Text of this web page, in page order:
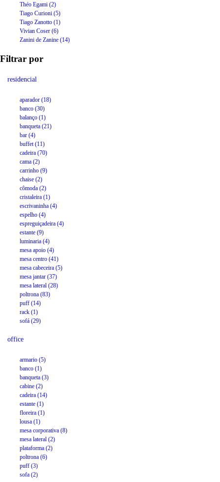
Théo Egami (2)
Tiago Curioni (5)
Tiago Zanotto (1)
Vivian Coser (6)
Zanini de Zanine (14)
Filtrar por
residencial
aparador (18)
banco (30)
balanço (1)
banqueta (21)
bar (4)
buffet (11)
cadeira (70)
cama (2)
carrinho (9)
chaise (2)
cômoda (2)
cristaleira (1)
escrivaninha (4)
espelho (4)
espreguiçadeira (4)
estante (9)
luminaria (4)
mesa apoio (4)
mesa centro (41)
mesa cabeceira (5)
mesa jantar (37)
mesa lateral (28)
poltrona (83)
puff (14)
rack (1)
sofá (29)
office
armario (5)
banco (1)
banqueta (3)
cabine (2)
cadeira (14)
estante (1)
floreira (1)
lousa (1)
mesa corporativa (8)
mesa lateral (2)
plataforma (2)
poltrona (6)
puff (3)
sofa (2)